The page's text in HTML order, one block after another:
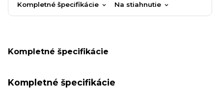
Kompletné špecifikácie Na stiahnutie
Kompletné špecifikácie
Kompletné špecifikácie